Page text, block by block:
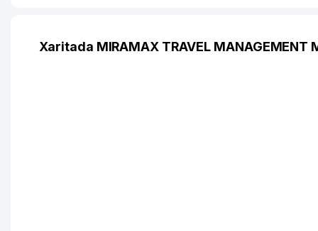
Xaritada MIRAMAX TRAVEL MANAGEMENT